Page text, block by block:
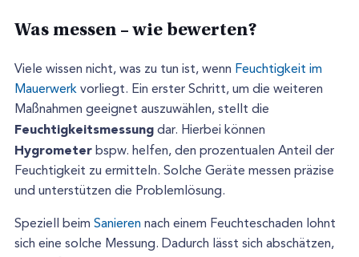
Was messen – wie bewerten?
Viele wissen nicht, was zu tun ist, wenn Feuchtigkeit im
Mauerwerk vorliegt. Ein erster Schritt, um die weiteren
Maßnahmen geeignet auszuwählen, stellt die
Feuchtigkeitsmessung dar. Hierbei können
Hygrometer bspw. helfen, den prozentualen Anteil der
Feuchtigkeit zu ermitteln. Solche Geräte messen präzise
und unterstützen die Problemlösung.
Speziell beim Sanieren nach einem Feuchteschaden lohnt
sich eine solche Messung. Dadurch lässt sich abschätzen,